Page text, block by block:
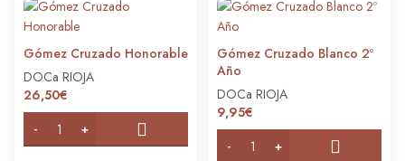
Gómez Cruzado Honorable
DOCa RIOJA
26,50€
Gómez Cruzado Blanco 2º
Año
DOCa RIOJA
9,95€